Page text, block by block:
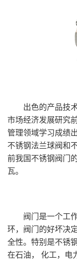
出色的产品技
市场经济发展研究
管理领域学习成绩
不锈钢法兰球阀和
前我国不锈钢阀门
瓦。
阀门是一个工
环，阀门的好坏决
全性。特别是不锈
在石油， 化工，电